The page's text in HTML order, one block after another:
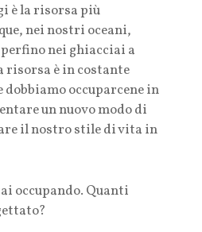
è la risorsa più
nei nostri oceani,
nei ghiacciai a
risorsa è in costante
dobbiamo occuparcene in
un nuovo modo di
il nostro stile di vita in
occupando. Quanti